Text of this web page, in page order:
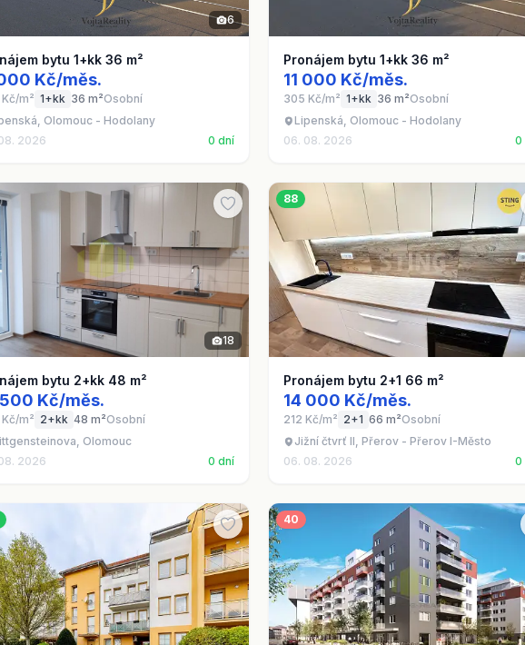
6
bytu 1+kk 36 m²
Kč/měs.
m² 1+kk 36 m²Osobní
Olomouc - Hodolany
2026
0 dní
Pronájem bytu 1+kk 36 m²
11 000 Kč/měs.
305 Kč/m² 1+kk 36 m²Osobní
Lipenská, Olomouc - Hodolany
06. 08. 2026
0
18
bytu 2+kk 48 m²
Kč/měs.
m² 2+kk 48 m²Osobní
Olomouc
2026
0 dní
88
Pronájem bytu 2+1 66 m²
14 000 Kč/měs.
212 Kč/m² 2+1 66 m²Osobní
Jižní čtvrť II, Přerov - Přerov I-Město
06. 08. 2026
0
40